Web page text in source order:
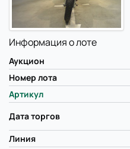
Информация о лоте
Аукцион
Номер лота
Артикул
Дата торгов
Линия